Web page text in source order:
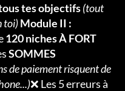
tes objectifs(tout
toi)Module II :
120 niches À FORT
SOMMES
de paiement risquent de
❌ Les 5 erreurs à